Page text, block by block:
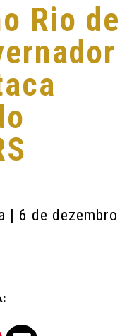
Rio de
| 6 de dezembro